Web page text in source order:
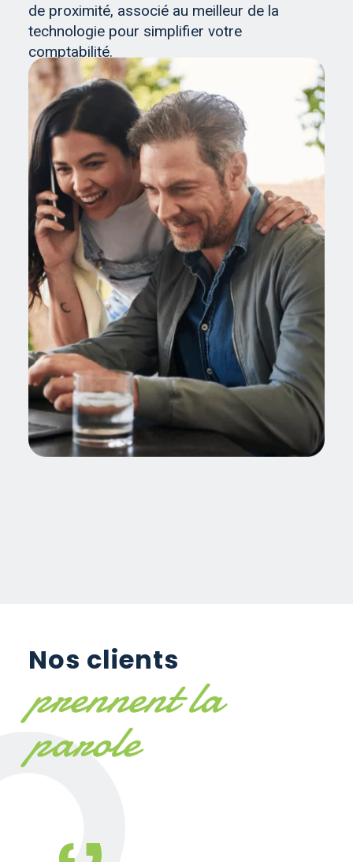
de proximité, associé au meilleur de la
technologie pour simplifier votre
comptabilité.
Sélectionnez votre agence
Nos clients
prennent la
parole